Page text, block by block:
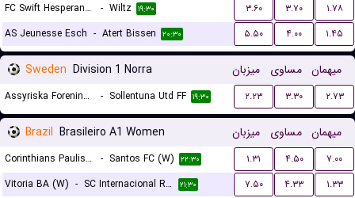
FC Swift Hesperange - Wiltz ۱۹:۳۰ ۳.۶۰ ۳.۷۰
۱.۷۸
AS Jeunesse Esch - Atert Bissen ۲۰:۳۰ ۵.۵۰ ۴.۰۰ ۱.۴۵
Sweden Division 1 Norra میزبان مساوی میهمان
Assyriska Foreningen - Sollentuna Utd FF ۱۹:۳۰ ۲.۲۳ ۳.۳۰ ۲.۷۳
Brazil Brasileiro A1 Women میزبان مساوی میهمان
Corinthians Paulista (W) - Santos FC (W) ۲۲:۳۰ ۱.۳۱ ۴.۵۰
۷.۰۰
Vitoria BA (W) - SC Internacional RS (W) ۲۱:۳۰ ۷.۵۰ ۴.۳۳
۱.۳۳